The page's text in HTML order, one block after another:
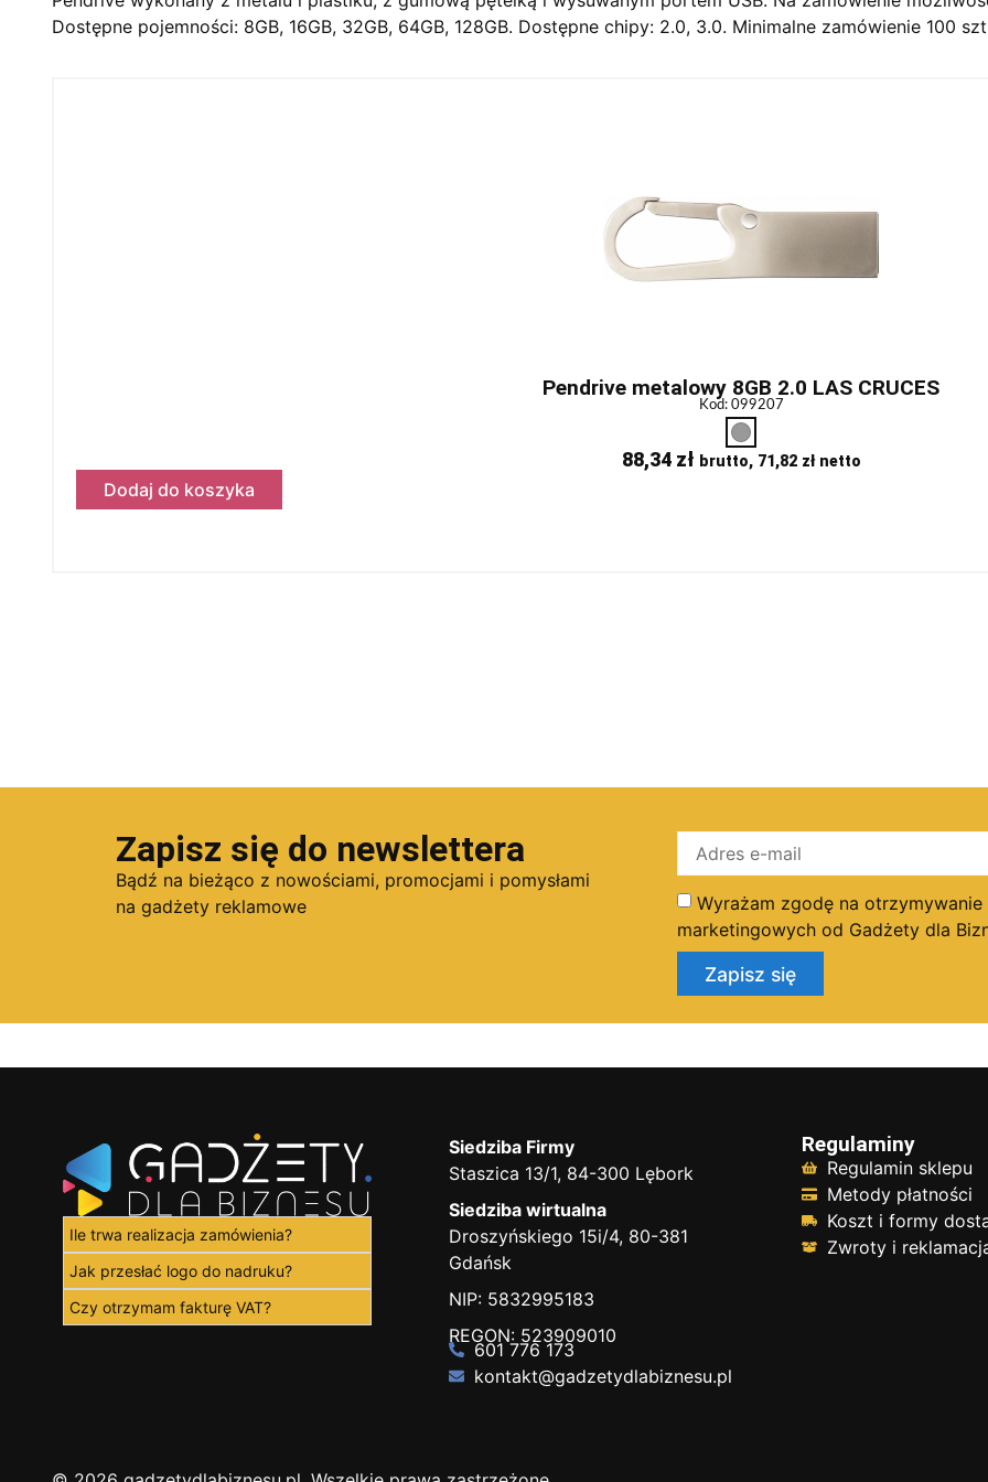
Dostępne pojemności: 8GB, 16GB, 32GB, 64GB, 128GB. Dostępne chipy: 2.0, 3.0. Minimalne zamówienie 100
Pendrive metalowy 8GB 2.0 LAS CRUCES
Kod: 099207
88,34 zł brutto, 71,82 złnetto
Dodaj do koszyka
Zapisz się do newslettera
Bądź na bieżąco z nowościami, promocjami i pomysłami
na gadżety reklamowe
Wyrażam zgodę na
marketingowych od Gadżety dla
Zapisz się
Ile trwa realizacja zamówienia?
Jak przesłać logo do nadruku?
Czy otrzymam fakturę VAT?
Siedziba Firmy
Staszica 13/1, 84-300 Lębork
Siedziba wirtualna
Droszyńskiego 15i/4, 80-381
Gdańsk
NIP: 5832995183
REGON: 523909010
601 776 173
kontakt@gadzetydlabiznesu.pl
Regulaminy
Regulamin sklepu
Metody płatności
Koszt i formy
Zwroty i